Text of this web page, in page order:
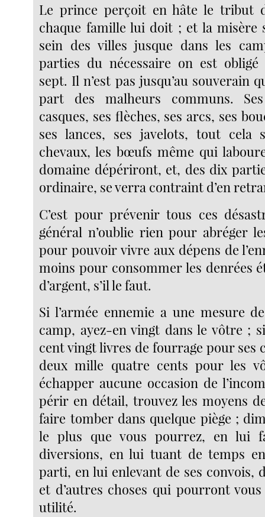
Le prince perçoit en hâte le tribut
chaque famille lui doit ; et la misère
sein des villes jusque dans les
parties du nécessaire on est obligé
sept. Il n’est pas jusqu’au souverain
part des malheurs communs.
casques, ses flèches, ses arcs, ses
ses lances, ses javelots, tout cela
chevaux, les bœufs même qui
domaine dépériront, et, des dix
ordinaire, se verra contraint d’en
C’est pour prévenir tous ces
général n’oublie rien pour abréger
pour pouvoir vivre aux dépens de
moins pour consommer les denrées
d’argent, s’il le faut.
Si l’armée ennemie a une mesure
camp, ayez-en vingt dans le vôtre ;
cent vingt livres de fourrage pour ses
deux mille quatre cents pour les
échapper aucune occasion de
périr en détail, trouvez les moyens
faire tomber dans quelque piège ;
le plus que vous pourrez, en lui
diversions, en lui tuant de temps
parti, en lui enlevant de ses convois,
et d’autres choses qui pourront
utilité.